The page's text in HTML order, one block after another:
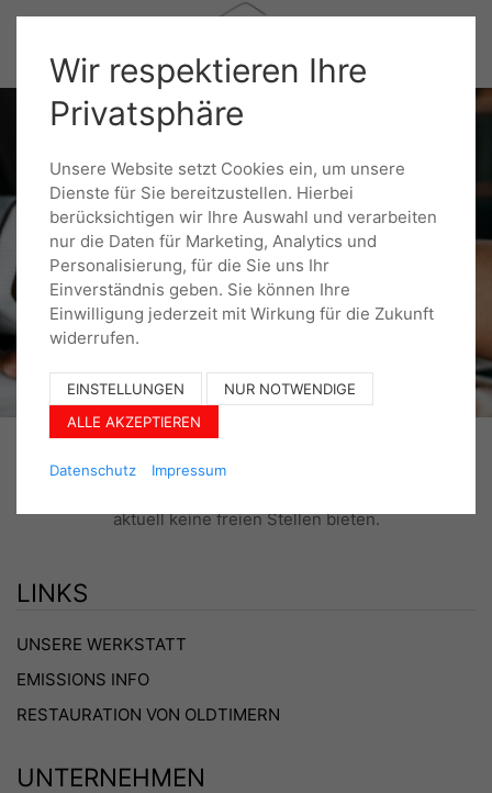
aktuell keine freien Stellen bieten.
LINKS
UNSERE WERKSTATT
EMISSIONS INFO
RESTAURATION VON OLDTIMERN
UNTERNEHMEN
Wir respektieren Ihre
Privatsphäre
Unsere Website setzt Cookies ein, um unsere
Dienste für Sie bereitzustellen. Hierbei
berücksichtigen wir Ihre Auswahl und verarbeiten
nur die Daten für Marketing, Analytics und
Personalisierung, für die Sie uns Ihr
Einverständnis geben. Sie können Ihre
Einwilligung jederzeit mit Wirkung für die Zukunft
widerrufen.
EINSTELLUNGEN
NUR NOTWENDIGE
ALLE AKZEPTIEREN
Datenschutz Impressum